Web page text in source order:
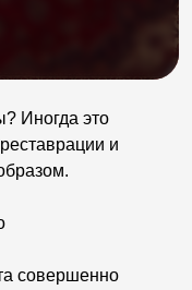
Иногда это
и
совершенно